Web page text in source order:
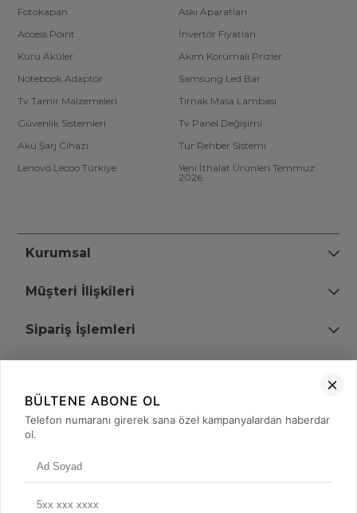
Fotokapan
Askı Aparatları
Access Point
İnvertör Fiyatları
Kuru Aküler
Akım Korumalı Prizler
Notebook Adaptör
Samsung Led Bar
Tv Tamir Malzemeleri
Tırnak Masa Lambası
Güvenlik Sistemleri
Tv Panel Değişimi
Akü Şarj Cihazı
Tur Rehber Sistemi
Lenovo Lecoo Türkiye
Yeni İthalat Ürünleri Temmuz
2026
Kurumsal
Müşteri İlişkileri
Sipariş İşlemleri
+90 (850) 473 08 08
BÜLTENE ABONE OL
Telefon numaranı girerek sana özel kampanyalardan haberdar
ol.